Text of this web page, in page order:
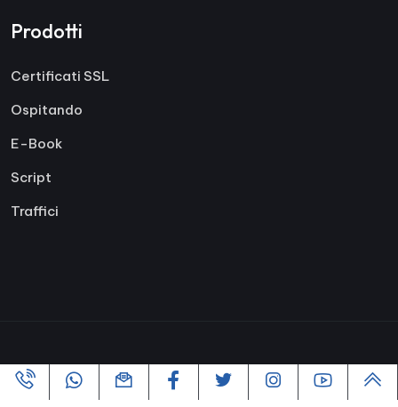
Prodotti
Certificati SSL
Ospitando
E-Book
Script
Traffici
Copyright ©2005-2026 Tutti i diritti riservati | Powered By